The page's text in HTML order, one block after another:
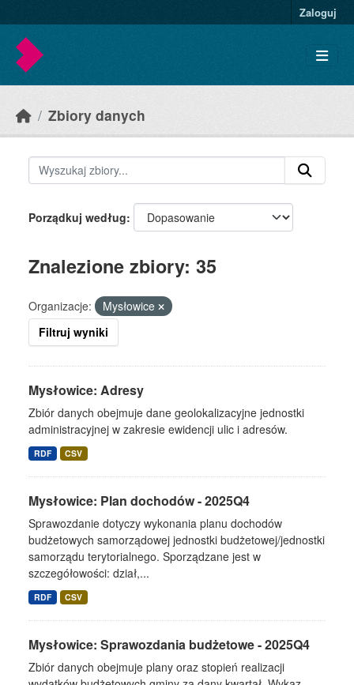
Zaloguj
Zbiory danych
Porządkuj według
Znalezione zbiory: 35
Organizacje:
Mysłowice
Filtruj wyniki
Mysłowice: Adresy
Zbiór danych obejmuje dane geolokalizacyjne jednostki
administracyjnej w zakresie ewidencji ulic i adresów.
RDF CSV
Mysłowice: Plan dochodów - 2025Q4
Sprawozdanie dotyczy wykonania planu dochodów
budżetowych samorządowej jednostki budżetowej/jednostki
samorządu terytorialnego. Sporządzane jest w
szczegółowości: dział,...
RDF CSV
Mysłowice: Sprawozdania budżetowe - 2025Q4
Zbiór danych obejmuje plany oraz stopień realizacji